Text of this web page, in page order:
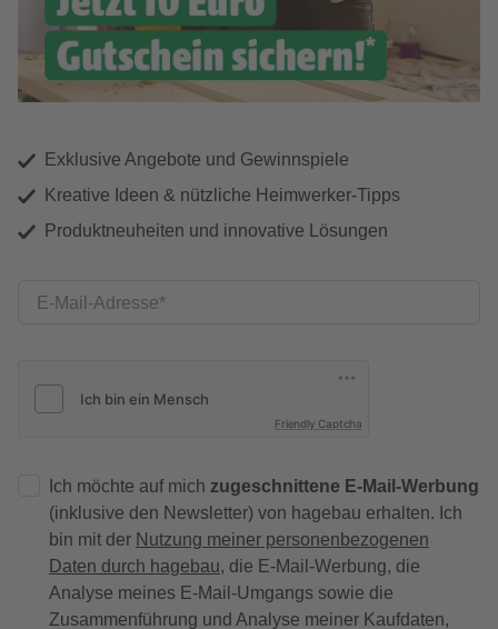
Exklusive Angebote und Gewinnspiele
Kreative Ideen & nützliche Heimwerker-Tipps
Produktneuheiten und innovative Lösungen
E-Mail-Adresse
Friendly Captcha
Ich möchte auf mich zugeschnittene E-Mail-Werbung
(inklusive den Newsletter) von hagebau erhalten. Ich
bin mit der Nutzung meiner personenbezogenen
Daten durch hagebau, die E-Mail-Werbung, die
Analyse meines E-Mail-Umgangs sowie die
Zusammenführung und Analyse meiner Kaufdaten,